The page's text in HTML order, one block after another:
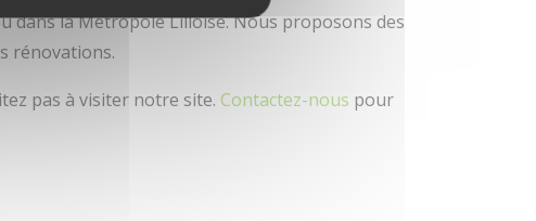
dans la Métropole Lilloise. Nous proposons des
rénovations.
pas à visiter notre site. Contactez-nous pour